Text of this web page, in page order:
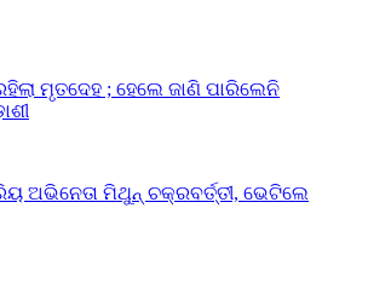
ମୃତଦେହ ; ହେଲେ ଜାଣି ପାରିଲେନି
ଅଭିନେତା ମିଥୁନ୍ ଚକ୍ରବର୍ତ୍ତୀ, ଭେଟିଲେ